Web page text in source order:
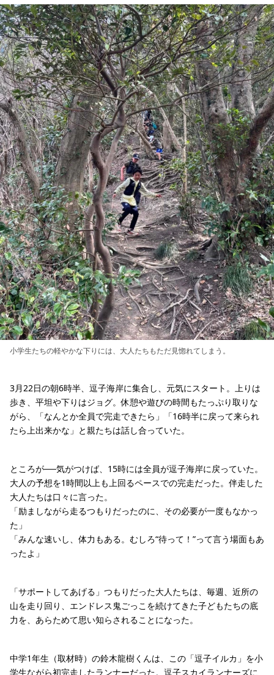
小学生たちの軽やかな下りには、大人たちもただ見惚れてしまう。
3月22日の朝6時半、逗子海岸に集合し、元気にスタート。上りは
歩き、平坦や下りはジョグ。休憩や遊びの時間もたっぷり取りな
がら、「なんとか全員で完走できたら」「16時半に戻って来られ
たら上出来かな」と親たちは話し合っていた。
ところが──気がつけば、15時には全員が逗子海岸に戻っていた。
大人の予想を1時間以上も上回るペースでの完走だった。伴走した
大人たちは口々に言った。
「励ましながら走るつもりだったのに、その必要が一度もなかっ
た」
「みんな速いし、体力もある。むしろ“待って！”って言う場面もあ
ったよ」
「サポートしてあげる」つもりだった大人たちは、毎週、近所の
山を走り回り、エンドレス鬼ごっこを続けてきた子どもたちの底
力を、あらためて思い知らされることになった。
中学1年生（取材時）の鈴木龍樹くんは、この「逗子イルカ」を小
学生ながら初完走したランナーだった。逗子スカイランナーズに